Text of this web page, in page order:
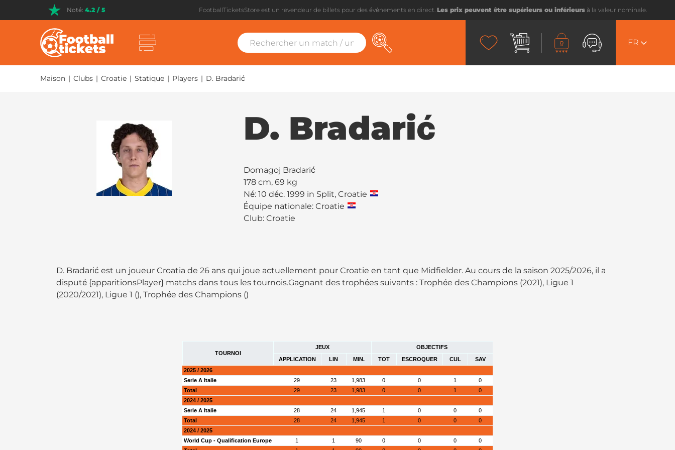
Noté: 4.2 / 5 FootballTicketsStore est un revendeur de billets pour des événements en direct. Les prix peuvent être supérieurs ou inférieurs à la valeur nominale.
FR
Maison | Clubs | Croatie | Statique | Players | D. Bradarić
D. Bradarić
Domagoj Bradarić
178 cm, 69 kg
Né: 10 déc. 1999 in Split, Croatie
Équipe nationale: Croatie
Club:Croatie
D. Bradarić est un joueur Croatia de 26 ans qui joue actuellement pour Croatie en tant que Midfielder. Au cours de la saison 2025/2026, il a
disputé {apparitionsPlayer} matchs dans tous les tournois.Gagnant des trophées suivants : Trophée des Champions (2021), Ligue 1
(2020/2021), Ligue 1 (), Trophée des Champions ()
TOURNOI
JEUX
OBJECTIFS
APPLICATION
LIN MIN. TOT ESCROQUER CUL
SAV
2025 / 2026
Serie A Italie
29 23 1,983 0 0 1
0
Total
29 23 1,983 0 0 1
0
2024 / 2025
Serie A Italie
28 24 1,945 1 0 0
0
Total
28 24 1,945 1 0 0
0
2024 / 2025
World Cup - Qualification Europe
1 1 90 0 0 0
0